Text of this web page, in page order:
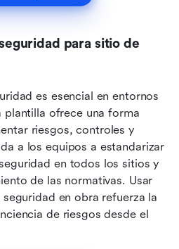
para sitio de
es esencial en entornos
ofrece una forma
riesgos, controles y
a los equipos a estandarizar
en todos los sitios y
de las normativas. Usar
en obra refuerza la
de riesgos desde el